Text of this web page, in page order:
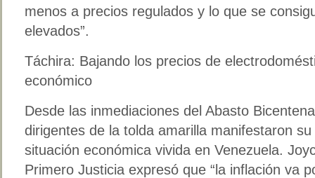
menos a precios regulados y lo que se
elevados”.
Táchira: Bajando los precios de
económico
Desde las inmediaciones del Abasto
dirigentes de la tolda amarilla manifestaron
situación económica vivida en Venezuela.
Primero Justicia expresó que “la inflación va